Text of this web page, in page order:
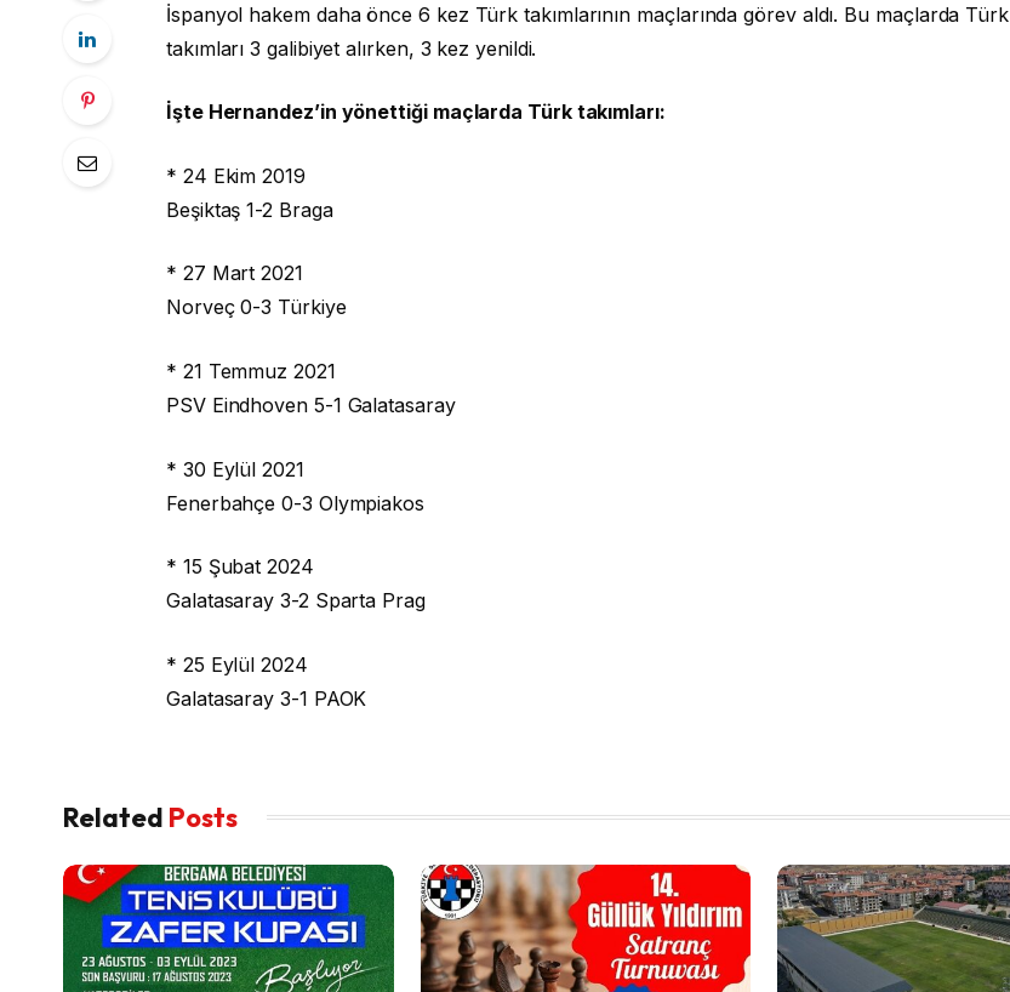
İspanyol hakem daha önce 6 kez Türk takımlarının maçlarında görev aldı. Bu maçlarda Türk
takımları 3 galibiyet alırken, 3 kez yenildi.
İşte Hernandez’in yönettiği maçlarda Türk takımları:
* 24 Ekim 2019
Beşiktaş 1-2 Braga
* 27 Mart 2021
Norveç 0-3 Türkiye
* 21 Temmuz 2021
PSV Eindhoven 5-1 Galatasaray
* 30 Eylül 2021
Fenerbahçe 0-3 Olympiakos
* 15 Şubat 2024
Galatasaray 3-2 Sparta Prag
* 25 Eylül 2024
Galatasaray 3-1 PAOK
Related Posts